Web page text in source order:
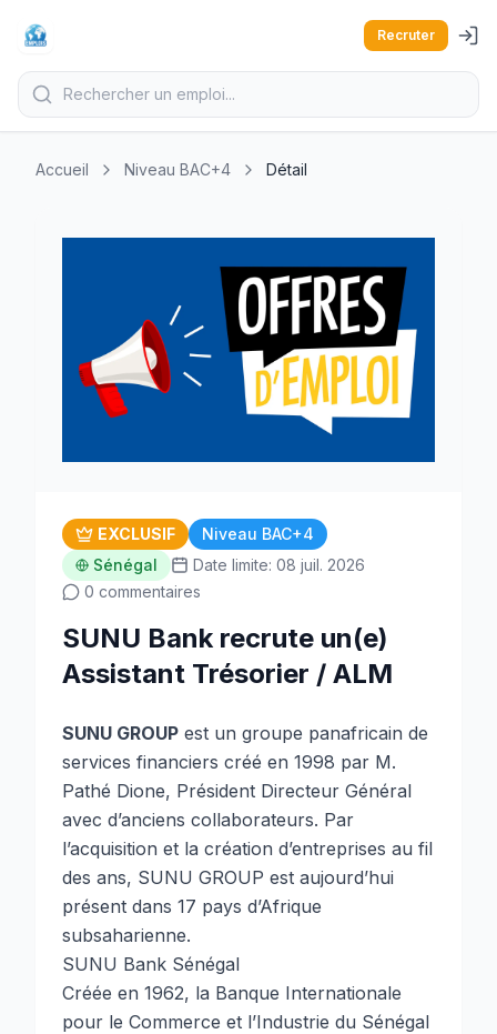
Recruter
Accueil Niveau BAC+4 Détail
EXCLUSIF
Niveau BAC+4
Sénégal
Date limite: 08 juil. 2026
0 commentaires
SUNU Bank recrute un(e)
Assistant Trésorier / ALM
SUNU GROUP est un groupe panafricain de
services financiers créé en 1998 par M.
Pathé Dione, Président Directeur Général
avec d’anciens collaborateurs. Par
l’acquisition et la création d’entreprises au fil
des ans, SUNU GROUP est aujourd’hui
présent dans 17 pays d’Afrique
subsaharienne.
SUNU Bank Sénégal
Créée en 1962, la Banque Internationale
pour le Commerce et l’Industrie du Sénégal